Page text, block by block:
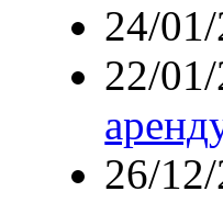
24/
22/
26/